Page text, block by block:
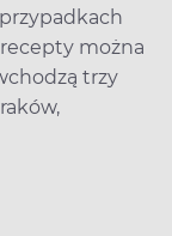
można
trzy